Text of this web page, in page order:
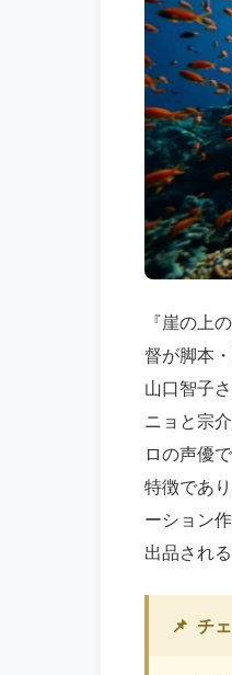
『崖の上
督が脚本
山口智子
ニョと宗
ロの声優
特徴であ
ーション
出品され
📌 チ